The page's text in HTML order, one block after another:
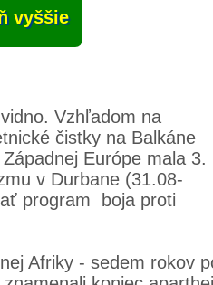
vyššie
Vzhľadom na
čistky na Balkáne
Európe mala 3.
v Durbane (31.08-
program boja proti
Afriky - sedem rokov